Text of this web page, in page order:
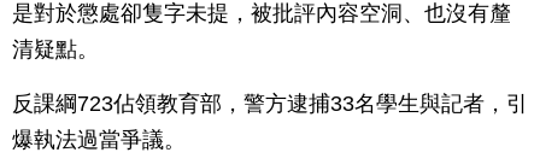
是對於懲處卻隻字未提，被批評內容空洞、也沒有釐
清疑點。
反課綱723佔領教育部，警方逮捕33名學生與記者，引
爆執法過當爭議。